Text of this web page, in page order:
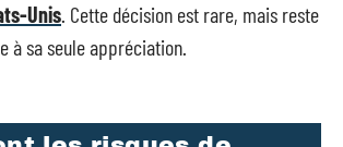
Unis. Cette décision est rare, mais reste
à sa seule appréciation.